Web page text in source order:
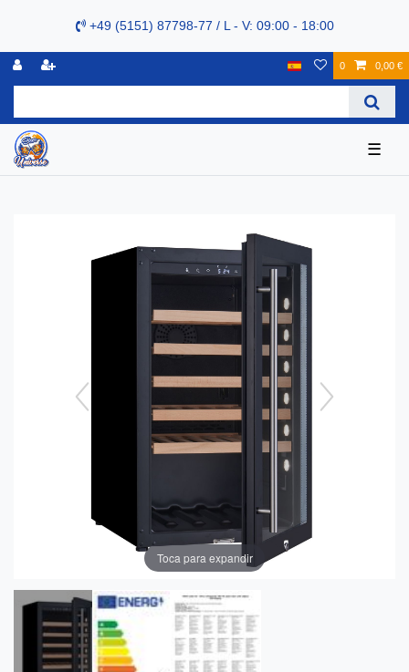
+49 (5151) 87798-77 / L - V: 09:00 - 18:00
0 0,00 €
☰
Toca para expandir